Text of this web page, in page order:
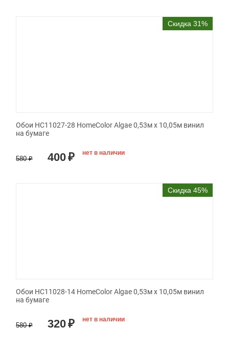
Скидка 31%
Обои HC11027-28 HomeColor Algae 0,53м x 10,05м винил
на бумаге
580 ₽ 400₽ нет в наличии
Скидка 45%
Обои HC11028-14 HomeColor Algae 0,53м x 10,05м винил
на бумаге
580 ₽ 320₽ нет в наличии